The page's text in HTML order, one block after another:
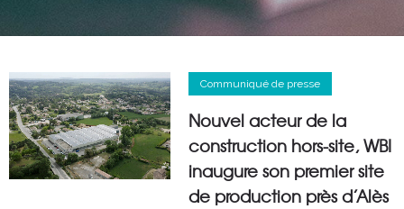
Communiqué de presse
Nouvel acteur de la
construction hors-site, WBI
inaugure son premier site
de production près d’Alès